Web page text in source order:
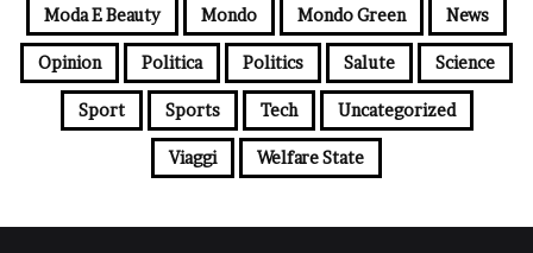
Moda E Beauty Mondo Mondo Green News
Opinion Politica Politics Salute Science
Sport Sports Tech Uncategorized
Viaggi Welfare State